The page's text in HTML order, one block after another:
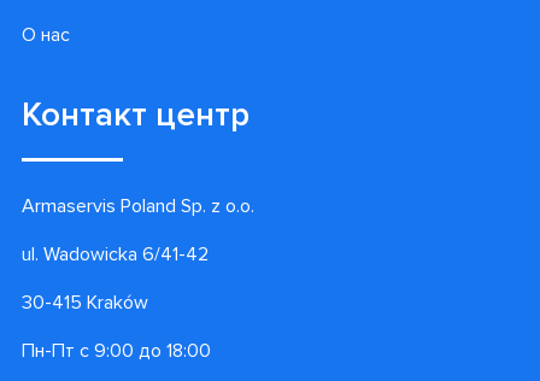
О нас
Контакт центр
Armaservis Poland Sp. z o.o.
ul. Wadowicka 6/41-42
30-415 Kraków
Пн-Пт с 9:00 до 18:00